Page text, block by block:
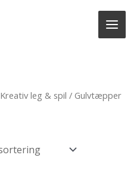
Kreativ leg & spil / Gulvtæpper